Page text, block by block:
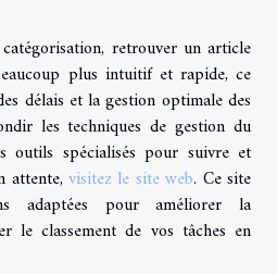
retrouver un article
plus intuitif et rapide, ce
délais et la gestion optimale des
les techniques de gestion du
outils spécialisés pour suivre et
attente, visitez le site web. Ce site
adaptées pour améliorer la
le classement de vos tâches en